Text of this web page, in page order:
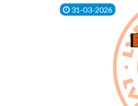
31-03-2026